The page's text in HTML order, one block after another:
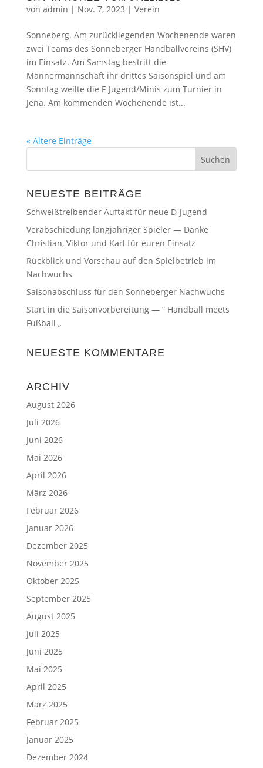
von admin | Nov. 7, 2023 | Verein
Sonneberg. Am zurückliegenden Wochenende waren
zwei Teams des Sonneberger Handballvereins (SHV)
im Einsatz. Am Samstag bestritt die
Männermannschaft ihr drittes Saisonspiel und am
Sonntag weilte die F-Jugend/Minis zum Turnier in
Jena. Am kommenden Wochenende ist...
« Ältere Einträge
NEUESTE BEITRÄGE
Schweißtreibender Auftakt für neue D-Jugend
Verabschiedung langjähriger Spieler — Danke
Christian, Viktor und Karl für euren Einsatz
Rückblick und Vorschau auf den Spielbetrieb im
Nachwuchs
Saisonabschluss für den Sonneberger Nachwuchs
Start in die Saisonvorbereitung — “ Handball meets
Fußball „
NEUESTE KOMMENTARE
ARCHIV
August 2026
Juli 2026
Juni 2026
Mai 2026
April 2026
März 2026
Februar 2026
Januar 2026
Dezember 2025
November 2025
Oktober 2025
September 2025
August 2025
Juli 2025
Juni 2025
Mai 2025
April 2025
März 2025
Februar 2025
Januar 2025
Dezember 2024